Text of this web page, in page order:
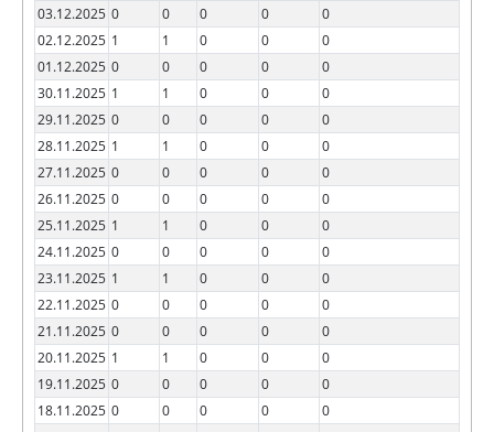
03.12.2025 0 0 0 0
0
02.12.2025 1 1 0 0
0
01.12.2025 0 0 0 0
0
30.11.2025 1 1 0 0
0
29.11.2025 0 0 0 0
0
28.11.2025 1 1 0 0
0
27.11.2025 0 0 0 0
0
26.11.2025 0 0 0 0
0
25.11.2025 1 1 0 0
0
24.11.2025 0 0 0 0
0
23.11.2025 1 1 0 0
0
22.11.2025 0 0 0 0
0
21.11.2025 0 0 0 0
0
20.11.2025 1 1 0 0
0
19.11.2025 0 0 0 0
0
18.11.2025 0 0 0 0
0